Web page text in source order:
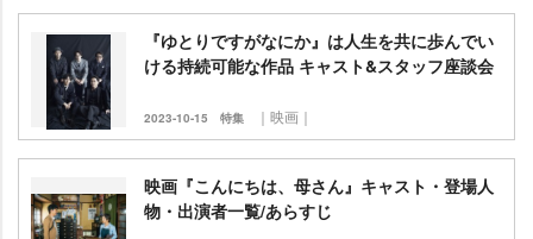
『ゆとりですがなにか』は人生を共に歩んでい
ける持続可能な作品 キャスト&スタッフ座談会
2023-10-15 特集 ｜映画｜
映画『こんにちは、母さん』キャスト・登場人
物・出演者一覧/あらすじ